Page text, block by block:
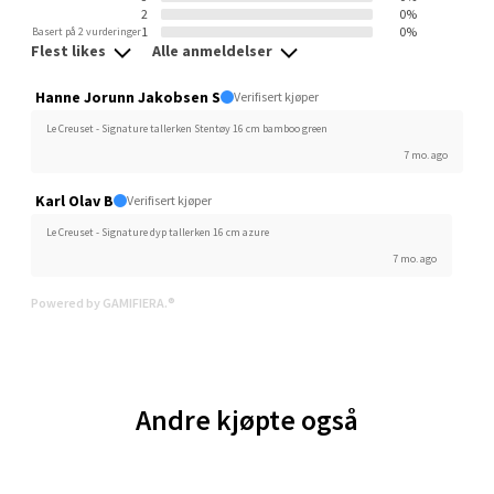
Basert på 2 vurderinger
2
0%
1
0%
Flest likes Alle anmeldelser
Hanne Jorunn Jakobsen S Verifisert kjøper
Le Creuset - Signature tallerken Stentøy 16 cm bamboo green
7 mo. ago
Karl Olav B Verifisert kjøper
Le Creuset - Signature dyp tallerken 16 cm azure
7 mo. ago
Powered by GAMIFIERA.®
Andre kjøpte også
0 i butikk
Ski - Thon Senter Ski
0 i butikk